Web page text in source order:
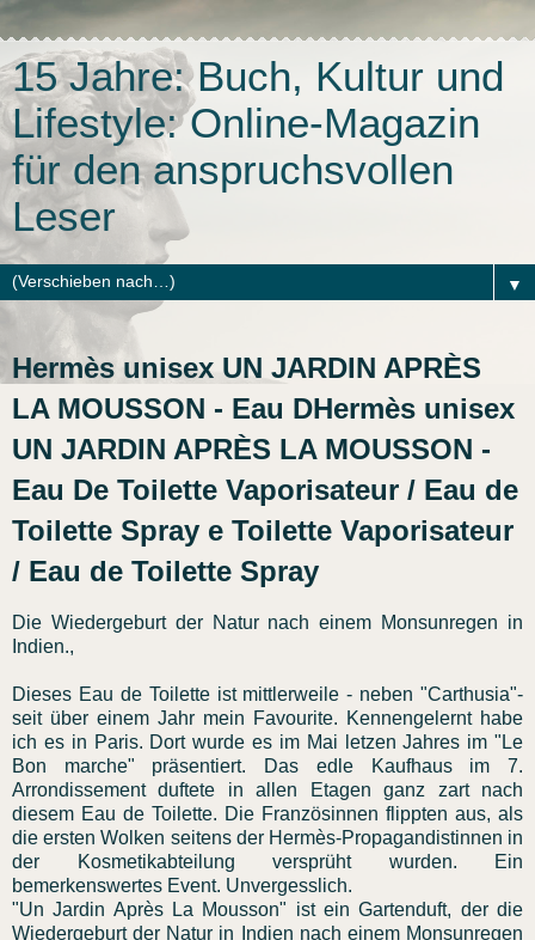
15 Jahre: Buch, Kultur und
Lifestyle: Online-Magazin
für den anspruchsvollen
Leser
▼
Hermès unisex UN JARDIN APRÈS
LA MOUSSON - Eau DHermès unisex
UN JARDIN APRÈS LA MOUSSON -
Eau De Toilette Vaporisateur / Eau de
Toilette Spray e Toilette Vaporisateur
/ Eau de Toilette Spray
Die Wiedergeburt der Natur nach einem Monsunregen in
Indien.,
Dieses Eau de Toilette ist mittlerweile - neben "Carthusia"-
seit über einem Jahr mein Favourite. Kennengelernt habe
ich es in Paris. Dort wurde es im Mai letzen Jahres im "Le
Bon marche" präsentiert. Das edle Kaufhaus im 7.
Arrondissement duftete in allen Etagen ganz zart nach
diesem Eau de Toilette. Die Französinnen flippten aus, als
die ersten Wolken seitens der Hermès-Propagandistinnen in
der Kosmetikabteilung versprüht wurden. Ein
bemerkenswertes Event. Unvergesslich.
"Un Jardin Après La Mousson" ist ein Gartenduft, der die
Wiedergeburt der Natur in Indien nach einem Monsunregen